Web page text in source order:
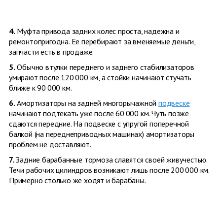
4. Муфта привода задних колес проста, надежна и
ремонтопригодна. Ее перебирают за вменяемые деньги,
запчасти есть в продаже.
5. Обычно втулки переднего и заднего стабилизаторов
умирают после 120 000 км, а стойки начинают стучать
ближе к 90 000 км.
6. Амортизаторы на задней многорычажной подвеске
начинают подтекать уже после 60 000 км. Чуть позже
сдаются передние. На подвеске с упругой поперечной
балкой (на переднеприводных машинах) амортизаторы
проблем не доставляют.
7. Задние барабанные тормоза славятся своей живучестью.
Течи рабочих цилиндров возникают лишь после 200 000 км.
Примерно столько же ходят и барабаны.